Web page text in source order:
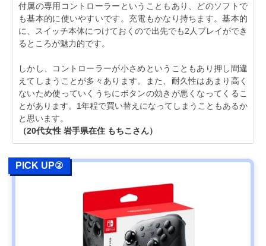
付属の専用コントローラーということもあり、どのソフトで
も基本的に使いやすいです。充電もかなり持ちます。基本的
に、スイッチ本体につけておくので出先でも2人プレイができ
るところが魅力的です。
しかし、コントローラーが小さめということもあり押し間違
えてしまうことが多々あります。また、耐久性はあまり高く
ないため使っていくうちにボタンの効きが悪くなってくるこ
とがあります。1年程で買い替えになってしまうこともあるか
と思います。
（20代女性 岩手県在住 もちこさん）
PICK UP②